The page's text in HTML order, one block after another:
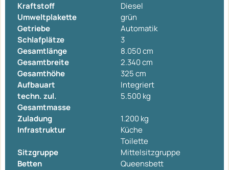
Kraftstoff
Diesel
Umweltplakette
grün
Getriebe
Automatik
Schlafplätze
3
Gesamtlänge
8.050 cm
Gesamtbreite
2.340 cm
Gesamthöhe
325 cm
Aufbauart
Integriert
techn. zul.
Gesamtmasse
5.500 kg
Zuladung
1.200 kg
Infrastruktur
Küche
Toilette
Sitzgruppe
Mittelsitzgruppe
Betten
Queensbett